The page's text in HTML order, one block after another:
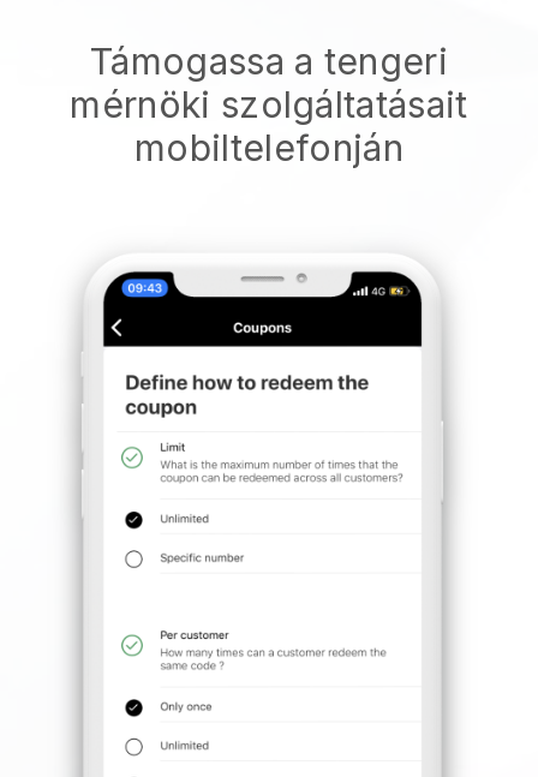
Támogassa a tengeri
mérnöki szolgáltatásait
mobiltelefonján